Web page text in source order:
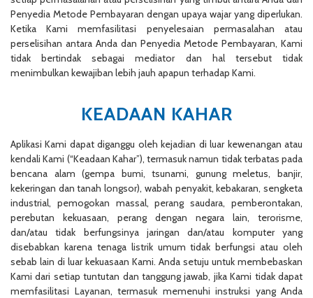
Penyedia Metode Pembayaran dengan upaya wajar yang diperlukan.
Ketika Kami memfasilitasi penyelesaian permasalahan atau
perselisihan antara Anda dan Penyedia Metode Pembayaran, Kami
tidak bertindak sebagai mediator dan hal tersebut tidak
menimbulkan kewajiban lebih jauh apapun terhadap Kami.
KEADAAN KAHAR
Aplikasi Kami dapat diganggu oleh kejadian di luar kewenangan atau
kendali Kami (“Keadaan Kahar”), termasuk namun tidak terbatas pada
bencana alam (gempa bumi, tsunami, gunung meletus, banjir,
kekeringan dan tanah longsor), wabah penyakit, kebakaran, sengketa
industrial, pemogokan massal, perang saudara, pemberontakan,
perebutan kekuasaan, perang dengan negara lain, terorisme,
dan/atau tidak berfungsinya jaringan dan/atau komputer yang
disebabkan karena tenaga listrik umum tidak berfungsi atau oleh
sebab lain di luar kekuasaan Kami. Anda setuju untuk membebaskan
Kami dari setiap tuntutan dan tanggung jawab, jika Kami tidak dapat
memfasilitasi Layanan, termasuk memenuhi instruksi yang Anda